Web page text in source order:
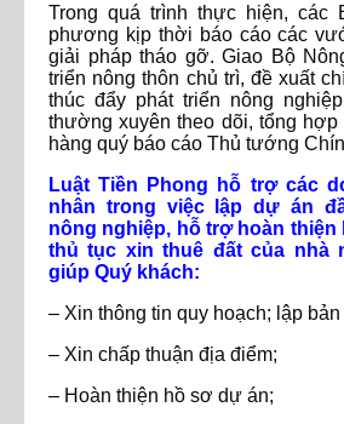
Trong quá trình thực hiện, các
phương kịp thời báo cáo các
giải pháp tháo gỡ. Giao Bộ
triển nông thôn chủ trì, đề xuất
thúc đẩy phát triển nông
thường xuyên theo dõi, tổng hợp
hàng quý báo cáo Thủ tướng
Luật Tiền Phong hỗ trợ các
nhân trong việc lập dự án
nông nghiệp, hỗ trợ hoàn
thủ tục xin thuê đất của nhà
giúp Quý khách:
– Xin thông tin quy hoạch; lập bản
– Xin chấp thuận địa điểm;
– Hoàn thiện hồ sơ dự án;